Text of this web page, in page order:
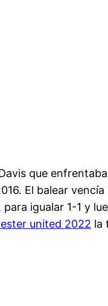
que
El balear
igualar 1-1 y
united 2022 la